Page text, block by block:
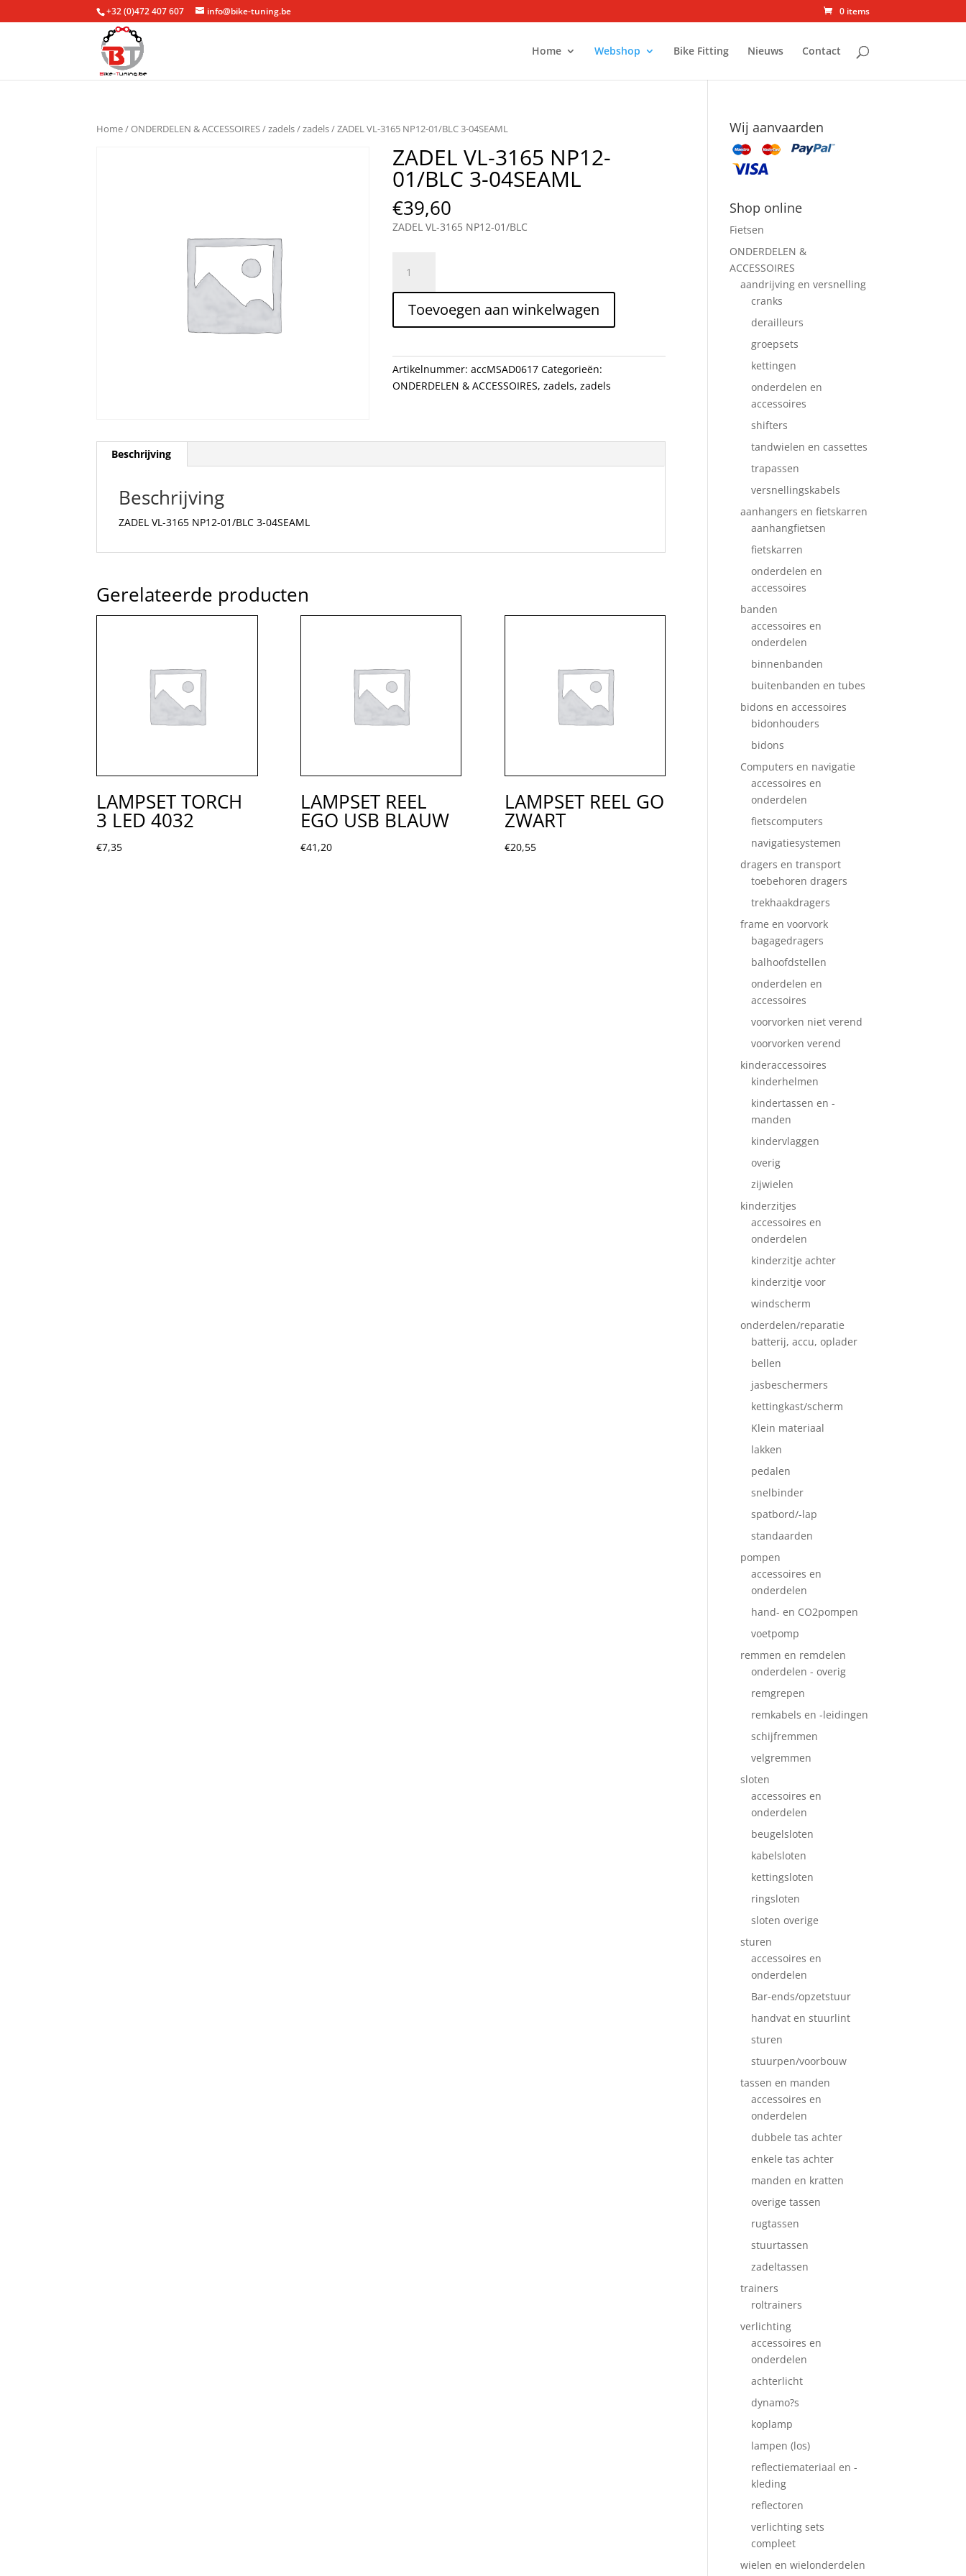
+32 (0)472 407 607 info@bike-tuning.be 0 items
Home Webshop Bike Fitting Nieuws Contact
Home/ONDERDELEN & ACCESSOIRES/zadels/zadels/ ZADEL VL-3165 NP12-01/BLC 3-04SEAML
ZADEL VL-3165 NP12-
01/BLC 3-04SEAML
€39,60
ZADEL VL-3165 NP12-01/BLC
3165
NP12-
01/BLC
04SEAML
aantal
Toevoegen aan winkelwagen
Artikelnummer:accMSAD0617 Categorieën:
ONDERDELEN & ACCESSOIRES,zadels,zadels
Beschrijving
Beschrijving
ZADEL VL-3165 NP12-01/BLC 3-04SEAML
Gerelateerde producten
LAMPSET TORCH
3 LED 4032
€7,35
LAMPSET REEL
EGO USB BLAUW
€41,20
LAMPSET REEL GO
ZWART
€20,55
Wij aanvaarden
Shop online
Fietsen
ONDERDELEN &
ACCESSOIRES
aandrijving en versnelling
cranks
derailleurs
groepsets
kettingen
onderdelen en
accessoires
shifters
tandwielen en cassettes
trapassen
versnellingskabels
aanhangers en fietskarren
aanhangfietsen
fietskarren
onderdelen en
accessoires
banden
accessoires en
onderdelen
binnenbanden
buitenbanden en tubes
bidons en accessoires
bidonhouders
bidons
Computers en navigatie
accessoires en
onderdelen
fietscomputers
navigatiesystemen
dragers en transport
toebehoren dragers
trekhaakdragers
frame en voorvork
bagagedragers
balhoofdstellen
onderdelen en
accessoires
voorvorken niet verend
voorvorken verend
kinderaccessoires
kinderhelmen
kindertassen en -
manden
kindervlaggen
overig
zijwielen
kinderzitjes
accessoires en
onderdelen
kinderzitje achter
kinderzitje voor
windscherm
onderdelen/reparatie
batterij, accu, oplader
bellen
jasbeschermers
kettingkast/scherm
Klein materiaal
lakken
pedalen
snelbinder
spatbord/-lap
standaarden
pompen
accessoires en
onderdelen
hand- en CO2pompen
voetpomp
remmen en remdelen
onderdelen - overig
remgrepen
remkabels en -leidingen
schijfremmen
velgremmen
sloten
accessoires en
onderdelen
beugelsloten
kabelsloten
kettingsloten
ringsloten
sloten overige
sturen
accessoires en
onderdelen
Bar-ends/opzetstuur
handvat en stuurlint
sturen
stuurpen/voorbouw
tassen en manden
accessoires en
onderdelen
dubbele tas achter
enkele tas achter
manden en kratten
overige tassen
rugtassen
stuurtassen
zadeltassen
trainers
roltrainers
verlichting
accessoires en
onderdelen
achterlicht
dynamo?s
koplamp
lampen (los)
reflectiemateriaal en -
kleding
reflectoren
verlichting sets
compleet
wielen en wielonderdelen